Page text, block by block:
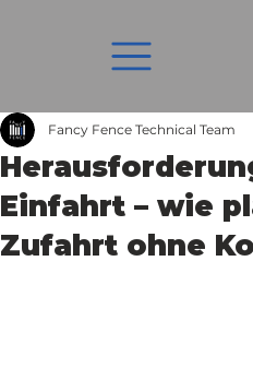
Einfahrt – wie
Zufahrt ohne
Fancy Fence Technical Team